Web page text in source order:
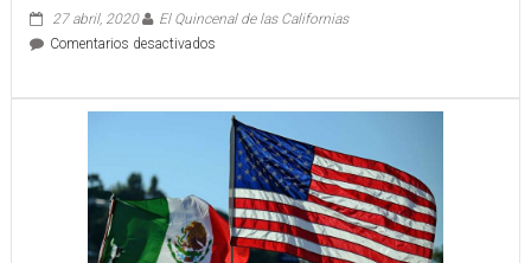
27 abril, 2020
El Quincenal de las Californias
Comentarios desactivadosen
del
Estado
chat
vía
Facebook
para